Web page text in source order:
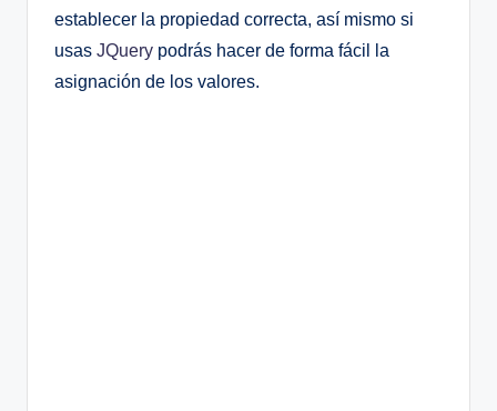
establecer la propiedad correcta, así mismo si
usas JQuery podrás hacer de forma fácil la
asignación de los valores.